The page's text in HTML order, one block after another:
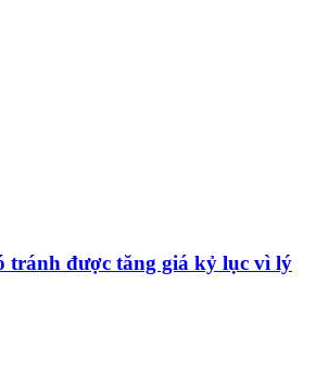
tránh được tăng giá kỷ lục vì lý